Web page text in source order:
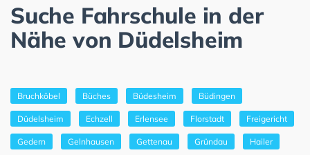
Suche Fahrschule in der
Nähe von Düdelsheim
Bruchköbel Büches Büdesheim Büdingen
Düdelsheim Echzell Erlensee Florstadt Freigericht
Gedern Gelnhausen Gettenau Gründau Hailer